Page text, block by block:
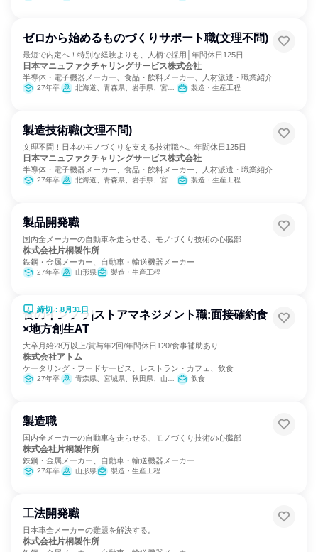
ゼロから始めるものづくりサポート職(文理不問)
最短で内定へ！特別な経験よりも、人柄で採用│年間休日125日
日本マニュファクチャリングサービス株式会社
半導体・電子機器メーカー、食品・飲料メーカー、人材派遣・職業紹介
27年卒 北海道、青森県、岩手県、宮城県、秋田県、山形県、福島県、茨城県、栃木県、群馬県、埼玉県、千葉県、東京都、神奈川県、新潟県、富山県、石川県、福井県、山梨県、長野県、岐阜県、静岡県、愛知県、三重県、滋賀県、京都府、大阪府、兵庫県、奈良県、和歌山県、鳥取県、島根県、岡山県、広島県、山口県、徳島県、香川県、愛媛県、高知県、福岡県、佐賀県、長崎県、熊本県、大分県、宮崎県、鹿児島県、沖縄県 製造・生産工程
製造技術職(文理不問)
文理不問！日本のモノづくりを支える技術職へ。年間休日125日
日本マニュファクチャリングサービス株式会社
半導体・電子機器メーカー、食品・飲料メーカー、人材派遣・職業紹介
27年卒 北海道、青森県、岩手県、宮城県、秋田県、山形県、福島県、茨城県、栃木県、群馬県、埼玉県、千葉県、東京都、神奈川県、新潟県、富山県、石川県、福井県、山梨県、長野県、岐阜県、静岡県、愛知県、三重県、滋賀県、京都府、大阪府、兵庫県、奈良県、和歌山県、鳥取県、島根県、岡山県、広島県、山口県、徳島県、香川県、愛媛県、高知県、福岡県、佐賀県、長崎県、熊本県、大分県、宮崎県、鹿児島県、沖縄県 製造・生産工程
製品開発職
国内全メーカーの自動車を走らせる、モノづくり技術の心臓部
株式会社片桐製作所
鉄鋼・金属メーカー、自動車・輸送機器メーカー
27年卒 山形県 製造・生産工程
締切：8月31日
食のインフラ|ストアマネジメント職:面接確約食
×地方創生AT
大卒月給28万以上/賞与年2回/年間休日120/食事補助あり
株式会社アトム
ケータリング・フードサービス、レストラン・カフェ、飲食
27年卒 青森県、宮城県、秋田県、山形県、福島県、茨城県、栃木県、群馬県、埼玉県、千葉県、東京都、神奈川県、新潟県、富山県、石川県、福井県、山梨県、長野県、岐阜県、静岡県、愛知県、三重県、滋賀県、京都府、大阪府、兵庫県、奈良県、山口県、福岡県、熊本県、宮崎県 飲食
製造職
国内全メーカーの自動車を走らせる、モノづくり技術の心臓部
株式会社片桐製作所
鉄鋼・金属メーカー、自動車・輸送機器メーカー
27年卒 山形県 製造・生産工程
工法開発職
日本車全メーカーの難題を解決する。
株式会社片桐製作所